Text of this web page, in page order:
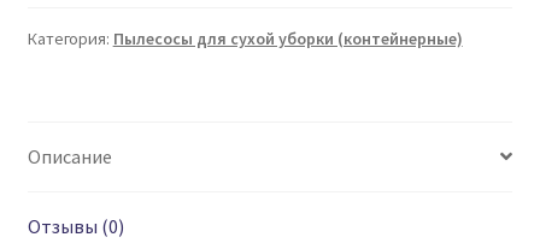
Категория: Пылесосы для сухой уборки (контейнерные)
Описание
Отзывы (0)